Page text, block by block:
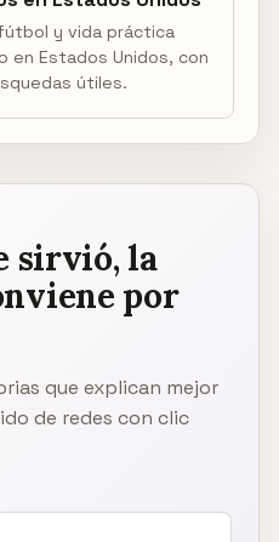
y vida práctica
en Estados Unidos, con
útiles.
sirvió, la
por
que explican mejor
de redes con clic